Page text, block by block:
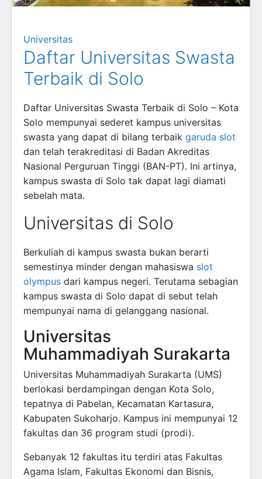
Universitas
Daftar Universitas Swasta
Terbaik di Solo
Daftar Universitas Swasta Terbaik di Solo – Kota
Solo mempunyai sederet kampus universitas
swasta yang dapat di bilang terbaik garuda slot
dan telah terakreditasi di Badan Akreditas
Nasional Perguruan Tinggi (BAN-PT). Ini artinya,
kampus swasta di Solo tak dapat lagi diamati
sebelah mata.
Universitas di Solo
Berkuliah di kampus swasta bukan berarti
semestinya minder dengan mahasiswa slot
olympus dari kampus negeri. Terutama sebagian
kampus swasta di Solo dapat di sebut telah
mempunyai nama di gelanggang nasional.
Universitas
Muhammadiyah Surakarta
Universitas Muhammadiyah Surakarta (UMS)
berlokasi berdampingan dengan Kota Solo,
tepatnya di Pabelan, Kecamatan Kartasura,
Kabupaten Sukoharjo. Kampus ini mempunyai 12
fakultas dan 36 program studi (prodi).
Sebanyak 12 fakultas itu terdiri atas Fakultas
Agama Islam, Fakultas Ekonomi dan Bisnis,